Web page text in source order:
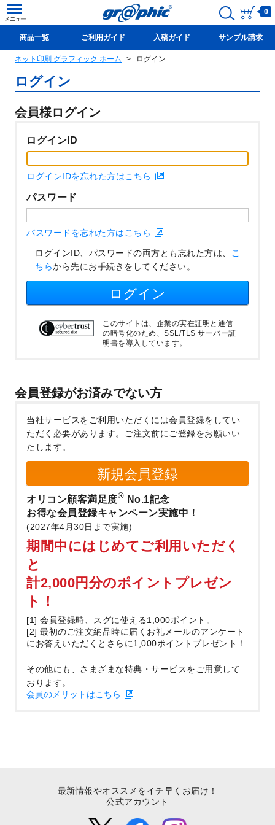
0
商品一覧 ご利用ガイド 入稿ガイド サンプル請求
新規会員登録(無料)
ネット印刷 グラフィック ホーム ログイン
ログイン
会員様ログイン
ログインID
ログインIDを忘れた方はこちら
パスワード
パスワードを忘れた方はこちら
ログインID、パスワードの両方とも忘れた方は、 こ
ちらから先にお手続きをしてください。
ログイン
このサイトは、企業の実在証明と通信
の暗号化のため、SSL/TLS サーバー証
明書を導入しています。
会員登録がお済みでない方
当社サービスをご利用いただくには会員登録をしてい
ただく必要があります。
ご注文前にご登録をお願いい
たします。
新規会員登録
オリコン顧客満足度® No.1記念
お得な会員登録キャンペーン実施中！
(2027年4月30日まで実施)
期間中にはじめてご利用いただく
と
計2,000円分のポイントプレゼン
ト！
[1] 会員登録時、スグに使える1,000ポイント。
[2] 最初のご注文納品時に届くお礼メールのアンケート
にお答えいただくとさらに1,000ポイントプレゼント！
その他にも、さまざまな特典・サービスをご用意して
おります。
会員のメリットはこちら
最新情報やオススメをイチ早くお届け！
公式アカウント